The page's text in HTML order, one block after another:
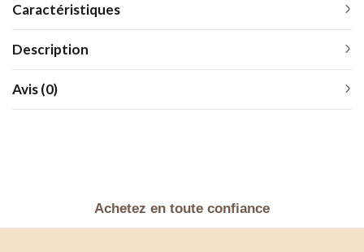
Caractéristiques
Description
Avis (0)
Achetez en toute confiance